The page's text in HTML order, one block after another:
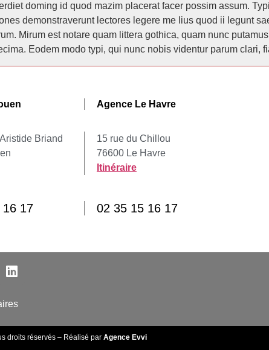
doming id quod mazim placerat facer possim assum.
demonstraverunt lectores legere me lius quod ii legunt
Mirum est notare quam littera gothica, quam nunc
Eodem modo typi, qui nunc nobis videntur parum clari,
Briand
16 17
Agence Le Havre
15 rue du Chillou
76600 Le Havre
Itinéraire
02 35 15 16 17
droits réservés – Réalisé par Agence Evvi